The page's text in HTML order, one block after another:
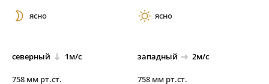
ясно
северный 1м/с
758 мм рт.ст.
ясно
западный 2м/с
758 мм рт.ст.